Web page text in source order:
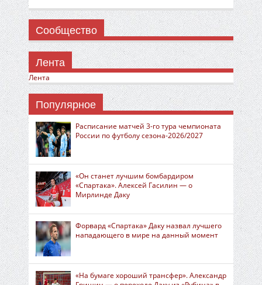
Сообщество
Лента
Лента
Популярное
Расписание матчей 3-го тура чемпионата
России по футболу сезона-2026/2027
«Он станет лучшим бомбардиром
«Спартака». Алексей Гасилин — о
Мирлинде Даку
Форвард «Спартака» Даку назвал лучшего
нападающего в мире на данный момент
«На бумаге хороший трансфер». Александр